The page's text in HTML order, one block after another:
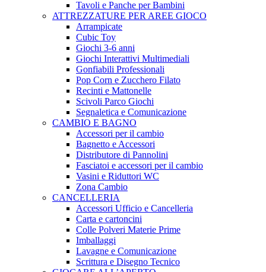
Tavoli e Panche per Bambini
ATTREZZATURE PER AREE GIOCO
Arrampicate
Cubic Toy
Giochi 3-6 anni
Giochi Interattivi Multimediali
Gonfiabili Professionali
Pop Corn e Zucchero Filato
Recinti e Mattonelle
Scivoli Parco Giochi
Segnaletica e Comunicazione
CAMBIO E BAGNO
Accessori per il cambio
Bagnetto e Accessori
Distributore di Pannolini
Fasciatoi e accessori per il cambio
Vasini e Riduttori WC
Zona Cambio
CANCELLERIA
Accessori Ufficio e Cancelleria
Carta e cartoncini
Colle Polveri Materie Prime
Imballaggi
Lavagne e Comunicazione
Scrittura e Disegno Tecnico